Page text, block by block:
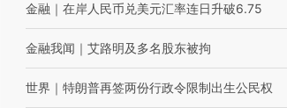
金融 ｜ 在岸人民币兑美元汇率连日升破6.75
金融我闻 ｜ 艾路明及多名股东被拘
世界 ｜ 特朗普再签两份行政令限制出生公民权